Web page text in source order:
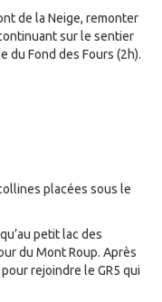
de la Neige, remonter
sur le sentier
du Fond des Fours (2h).
placées sous le
petit lac des
du Mont Roup. Après
rejoindre le GR5 qui